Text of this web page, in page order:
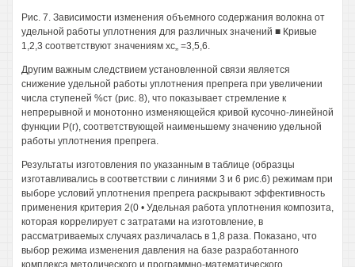
Рис. 7. Зависимости изменения объемного содержания волокна от
удельной работы уплотнения для различных значений ■ Кривые
1,2,3 соответствуют значениям хс„ =3,5,6.
Другим важным следствием установленной связи является
снижение удельной работы уплотнения препрега при увеличении
числа ступеней %ст (рис. 8), что показывает стремление к
непрерывной и монотонно изменяющейся кривой кусочно-линейной
функции Р(г), соответствующей наименьшему значению удельной
работы уплотнения препрега.
Результаты изготовления по указанным в таблице (образцы
изготавливались в соответствии с линиями 3 и 6 рис.6) режимам при
выборе условий уплотнения препрега раскрывают эффективность
применения критерия 2(0 • Удельная работа уплотнения композита,
которая коррелирует с затратами на изготовление, в
рассматриваемых случаях различалась в 1,8 раза. Показано, что
выбор режима изменения давления на базе разработанного
комплекса методического и программно-математического